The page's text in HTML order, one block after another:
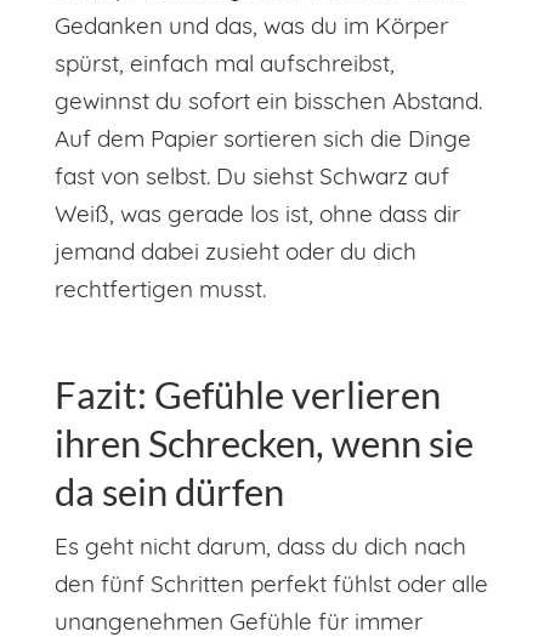
Gedanken und das, was du im Körper
spürst, einfach mal aufschreibst,
gewinnst du sofort ein bisschen Abstand.
Auf dem Papier sortieren sich die Dinge
fast von selbst. Du siehst Schwarz auf
Weiß, was gerade los ist, ohne dass dir
jemand dabei zusieht oder du dich
rechtfertigen musst.
Fazit: Gefühle verlieren
ihren Schrecken, wenn sie
da sein dürfen
Es geht nicht darum, dass du dich nach
den fünf Schritten perfekt fühlst oder alle
unangenehmen Gefühle für immer